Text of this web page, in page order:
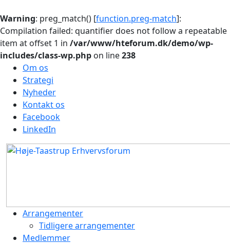
Warning: preg_match() [function.preg-match]:
Compilation failed: quantifier does not follow a repeatable
item at offset 1 in /var/www/hteforum.dk/demo/wp-
includes/class-wp.php on line238
Om os
Strategi
Nyheder
Kontakt os
Facebook
LinkedIn
Arrangementer
Tidligere arrangementer
Medlemmer